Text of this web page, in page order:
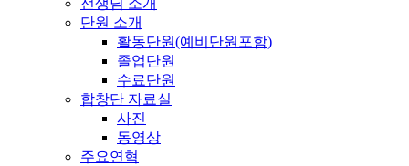
단원 소개
활동단원(예비단원포함)
졸업단원
수료단원
합창단 자료실
사진
동영상
주요연혁